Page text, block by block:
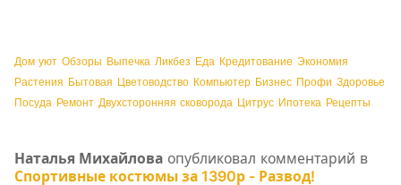
Дом уют Обзоры Выпечка Ликбез Еда Кредитование Экономия
Растения Бытовая Цветоводство Компьютер Бизнес Профи Здоровье
Посуда Ремонт Двухсторонняя сковорода Цитрус Ипотека Рецепты
Наталья Михайлова опубликовал комментарий в
Спортивные костюмы за 1390р - Развод!